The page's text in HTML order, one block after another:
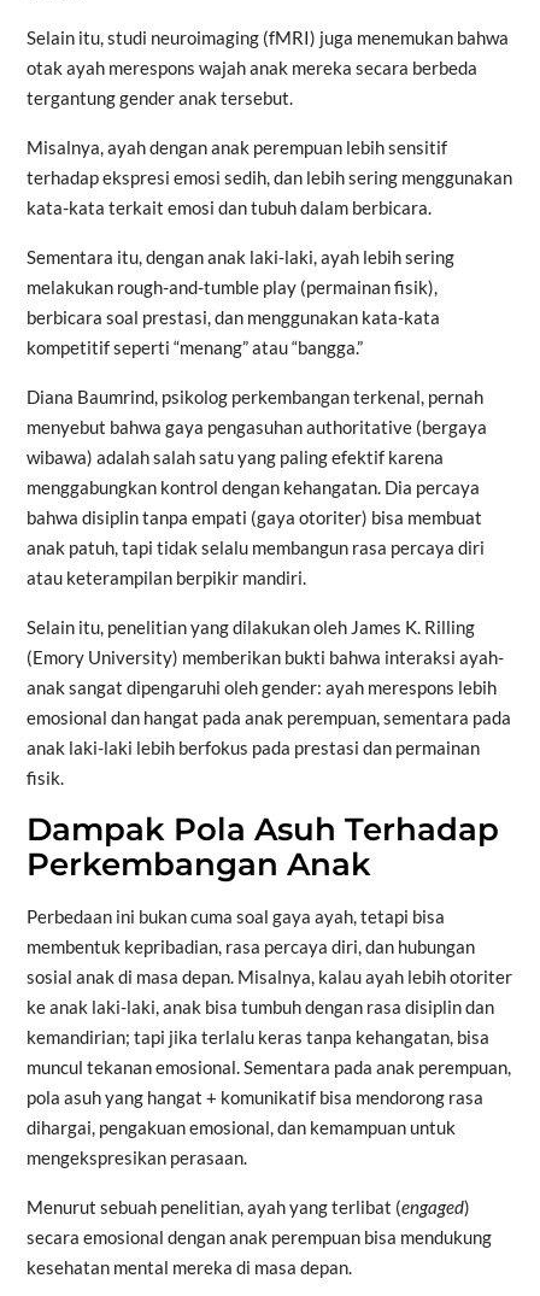
Selain itu, studi neuroimaging (fMRI) juga menemukan bahwa
otak ayah merespons wajah anak mereka secara berbeda
tergantung gender anak tersebut.
Misalnya, ayah dengan anak perempuan lebih sensitif
terhadap ekspresi emosi sedih, dan lebih sering menggunakan
kata-kata terkait emosi dan tubuh dalam berbicara.
Sementara itu, dengan anak laki-laki, ayah lebih sering
melakukan rough-and-tumble play (permainan fisik),
berbicara soal prestasi, dan menggunakan kata-kata
kompetitif seperti “menang” atau “bangga.”
Diana Baumrind, psikolog perkembangan terkenal, pernah
menyebut bahwa gaya pengasuhan authoritative (bergaya
wibawa) adalah salah satu yang paling efektif karena
menggabungkan kontrol dengan kehangatan. Dia percaya
bahwa disiplin tanpa empati (gaya otoriter) bisa membuat
anak patuh, tapi tidak selalu membangun rasa percaya diri
atau keterampilan berpikir mandiri.
Selain itu, penelitian yang dilakukan oleh James K. Rilling
(Emory University) memberikan bukti bahwa interaksi ayah-
anak sangat dipengaruhi oleh gender: ayah merespons lebih
emosional dan hangat pada anak perempuan, sementara pada
anak laki-laki lebih berfokus pada prestasi dan permainan
fisik.
Dampak Pola Asuh Terhadap
Perkembangan Anak
Perbedaan ini bukan cuma soal gaya ayah, tetapi bisa
membentuk kepribadian, rasa percaya diri, dan hubungan
sosial anak di masa depan. Misalnya, kalau ayah lebih otoriter
ke anak laki-laki, anak bisa tumbuh dengan rasa disiplin dan
kemandirian; tapi jika terlalu keras tanpa kehangatan, bisa
muncul tekanan emosional. Sementara pada anak perempuan,
pola asuh yang hangat + komunikatif bisa mendorong rasa
dihargai, pengakuan emosional, dan kemampuan untuk
mengekspresikan perasaan.
Menurut sebuah penelitian, ayah yang terlibat (engaged)
secara emosional dengan anak perempuan bisa mendukung
kesehatan mental mereka di masa depan.